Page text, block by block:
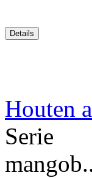
Houten
Serie :